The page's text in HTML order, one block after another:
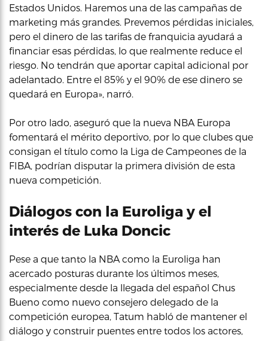
Estados Unidos. Haremos una de las campañas de
marketing más grandes. Prevemos pérdidas iniciales,
pero el dinero de las tarifas de franquicia ayudará a
financiar esas pérdidas, lo que realmente reduce el
riesgo. No tendrán que aportar capital adicional por
adelantado. Entre el 85% y el 90% de ese dinero se
quedará en Europa», narró.
Por otro lado, aseguró que la nueva NBA Europa
fomentará el mérito deportivo, por lo que clubes que
consigan el título como la Liga de Campeones de la
FIBA, podrían disputar la primera división de esta
nueva competición.
Diálogos con la Euroliga y el
interés de Luka Doncic
Pese a que tanto la NBA como la Euroliga han
acercado posturas durante los últimos meses,
especialmente desde la llegada del español Chus
Bueno como nuevo consejero delegado de la
competición europea, Tatum habló de mantener el
diálogo y construir puentes entre todos los actores,